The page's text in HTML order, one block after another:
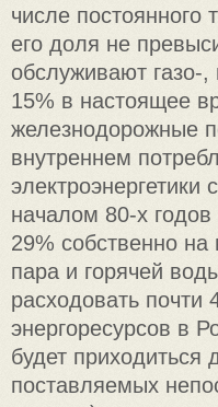
числе постоянного
его доля не
обслуживают газо-
15% в настоящее
железнодорожные
внутреннем
началом 80-х
29% собственно на
пара и горячей
расходовать почти
энергоресурсов в
будет приходиться
поставляемых